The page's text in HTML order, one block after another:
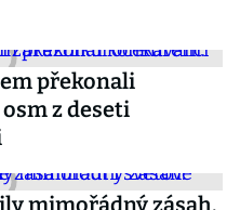
překonali
z deseti
mimořádný zásah.